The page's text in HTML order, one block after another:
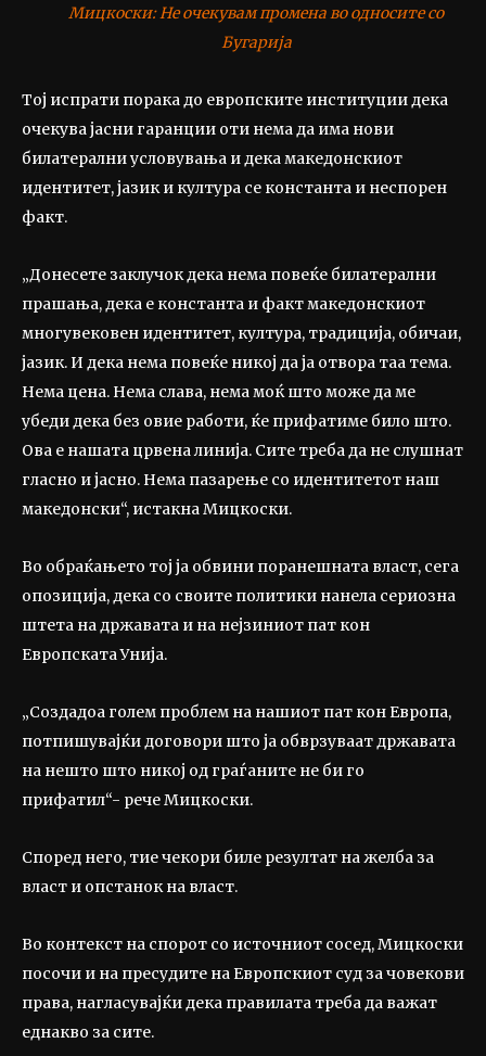
Мицкоски: Не очекувам промена во односите со
Бугарија
Тој испрати порака до европските институции дека
очекува јасни гаранции оти нема да има нови
билатерални условувања и дека македонскиот
идентитет, јазик и култура се константа и неспорен
факт.
„Донесете заклучок дека нема повеќе билатерални
прашања, дека е константа и факт македонскиот
многувековен идентитет, култура, традиција, обичаи,
јазик. И дека нема повеќе никој да ја отвора таа тема.
Нема цена. Нема слава, нема моќ што може да ме
убеди дека без овие работи, ќе прифатиме било што.
Ова е нашата црвена линија. Сите треба да не слушнат
гласно и јасно. Нема пазарење со идентитетот наш
македонски“, истакна Мицкоски.
Во обраќањето тој ја обвини поранешната власт, сега
опозиција, дека со своите политики нанела сериозна
штета на државата и на нејзиниот пат кон
Европската Унија.
„Создадоа голем проблем на нашиот пат кон Европа,
потпишувајќи договори што ја обврзуваат државата
на нешто што никој од граѓаните не би го
прифатил“- рече Мицкоски.
Според него, тие чекори биле резултат на желба за
власт и опстанок на власт.
Во контекст на спорот со источниот сосед, Мицкоски
посочи и на пресудите на Европскиот суд за човекови
права, нагласувајќи дека правилата треба да важат
еднакво за сите.